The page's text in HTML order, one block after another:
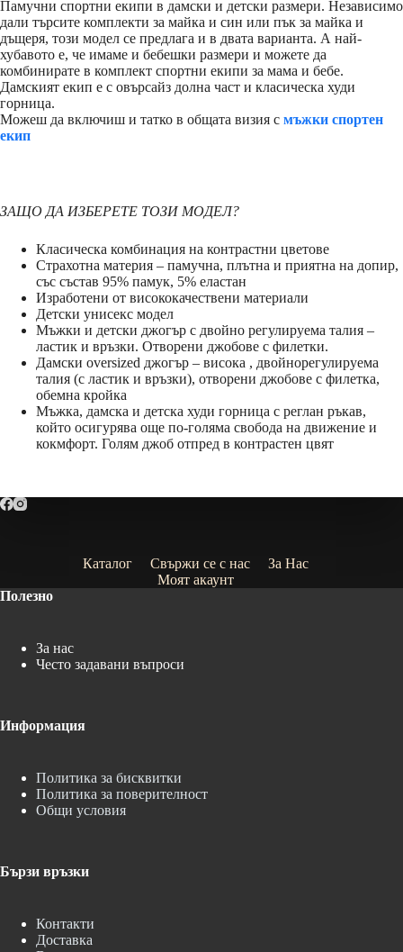
Памучни спортни екипи в дамски и детски размери. Независимо
дали търсите комплекти за майка и син или пък за майка и
дъщеря, този модел се предлага и в двата варианта. А най-
хубавото е, че имаме и бебешки размери и можете да
комбинирате в комплект спортни екипи за мама и бебе.
Дамският екип е с овърсайз долна част и класическа худи
горница.
Можеш да включиш и татко в общата визия с мъжки спортен
екип
ЗАЩО ДА ИЗБЕРЕТЕ ТОЗИ МОДЕЛ?
Класическа комбинация на контрастни цветове
Страхотна материя – памучна, плътна и приятна на допир,
със състав 95% памук, 5% еластан
Изработени от висококачествени материали
Детски унисекс модел
Мъжки и детски джогър с двойно регулируема талия –
ластик и връзки. Отворени джобове с филетки.
Дамски oversized джогър – висока , двойнорегулируема
талия (с ластик и връзки), отворени джобове с филетка,
обемна кройка
Мъжка, дамска и детска худи горница с реглан ръкав,
който осигурява още по-голяма свобода на движение и
кокмфорт. Голям джоб отпред в контрастен цвят
Каталог Свържи се с нас
За Нас
Моят акаунт
Полезно
За нас
Често задавани въпроси
Информация
Политика за бисквитки
Политика за поверителност
Общи условия
Бързи връзки
Контакти
Доставка